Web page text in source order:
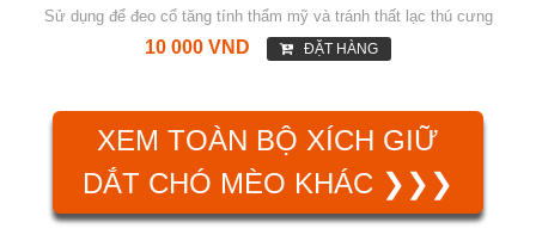
Sử dụng để đeo cổ tăng tính thẩm mỹ và tránh thất lạc thú cưng
10 000 VND ĐẶT HÀNG
XEM TOÀN BỘ XÍCH GIỮ
DẮT CHÓ MÈO KHÁC ❯❯❯